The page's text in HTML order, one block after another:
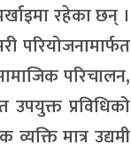
रहेका छन् ।
परियोजनामार्फत
परिचालन,
प्रविधिको
मात्र उद्यमी